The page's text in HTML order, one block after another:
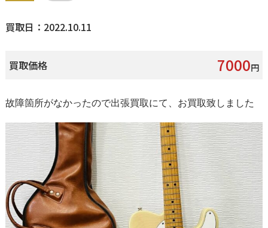
買取日：2022.10.11
買取価格 7000円
故障箇所がなかったので出張買取にて、お買取致しました